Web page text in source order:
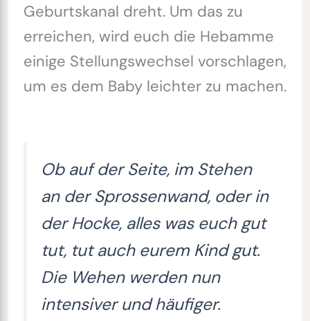
Geburtskanal dreht. Um das zu
erreichen, wird euch die Hebamme
einige Stellungswechsel vorschlagen,
um es dem Baby leichter zu machen.
Ob auf der Seite, im Stehen
an der Sprossenwand, oder in
der Hocke, alles was euch gut
tut, tut auch eurem Kind gut.
Die Wehen werden nun
intensiver und häufiger.